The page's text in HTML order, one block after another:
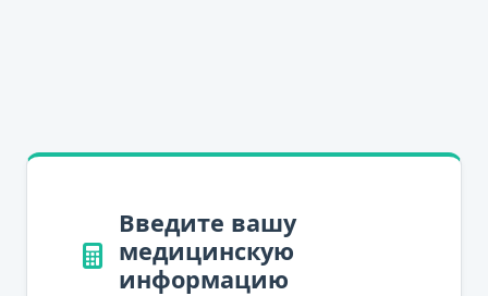
Введите вашу
медицинскую
информацию